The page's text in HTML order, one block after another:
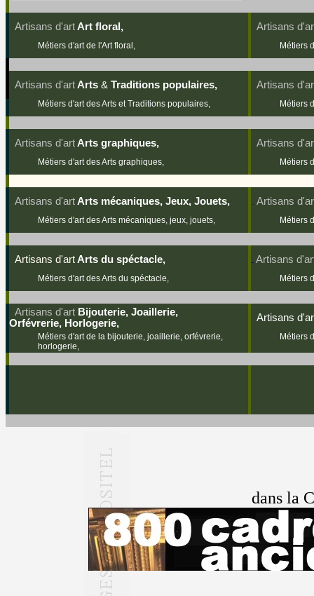
Artisans d'artArt floral, Artisans
Métiers d'art de l'Art floral, Métiers
Artisans d'artArts & Traditions populaires, Artisans
Métiers d'art des Arts et Traditions populaires, Métiers
Artisans d'artArts graphiques, Artisans
Métiers d'art des Arts graphiques, Métiers
Artisans d'artArts mécaniques, Jeux, Jouets, Artisans
Métiers d'art des Arts mécaniques, jeux, jouets, Métiers
Artisans d'artArts du spéctacle, Artisans
Métiers d'art des Arts du spéctacle, Métiers
Artisans d'art Bijouterie, Joaillerie,
Orfévrerie, Horlogerie,
Artisans d'
Métiers d'art de la bijouterie, joaillerie, orfévrerie,
horlogerie,
Métiers
dans la